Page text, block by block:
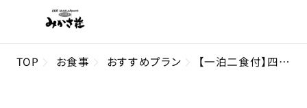
TOP お食事 おすすめプラン 【一泊二食付】四季会席で味わう贅沢奈良ステイプラン